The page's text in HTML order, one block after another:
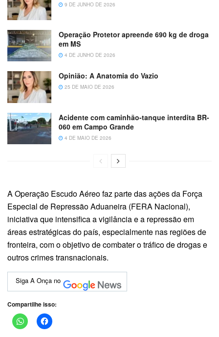
9 DE JUNHO DE 2026
Operação Protetor apreende 690 kg de droga
em MS
4 DE JUNHO DE 2026
Opinião: A Anatomia do Vazio
25 DE MAIO DE 2026
Acidente com caminhão-tanque interdita BR-
060 em Campo Grande
4 DE MAIO DE 2026
A Operação Escudo Aéreo faz parte das ações da Força
Especial de Repressão Aduaneira (FERA Nacional),
iniciativa que intensifica a vigilância e a repressão em
áreas estratégicas do país, especialmente nas regiões de
fronteira, com o objetivo de combater o tráfico de drogas e
outros crimes transnacionais.
Siga A Onça no
Compartilhe isso: